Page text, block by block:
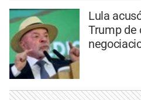
Lula
Trump de